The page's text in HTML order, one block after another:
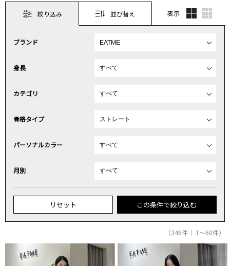
絞り込み 並び替え 表示
ブランド
身長
カテゴリ
骨格タイプ
パーソナルカラー
月別
リセット この条件で絞り込む
（346件｜ 1～60件）